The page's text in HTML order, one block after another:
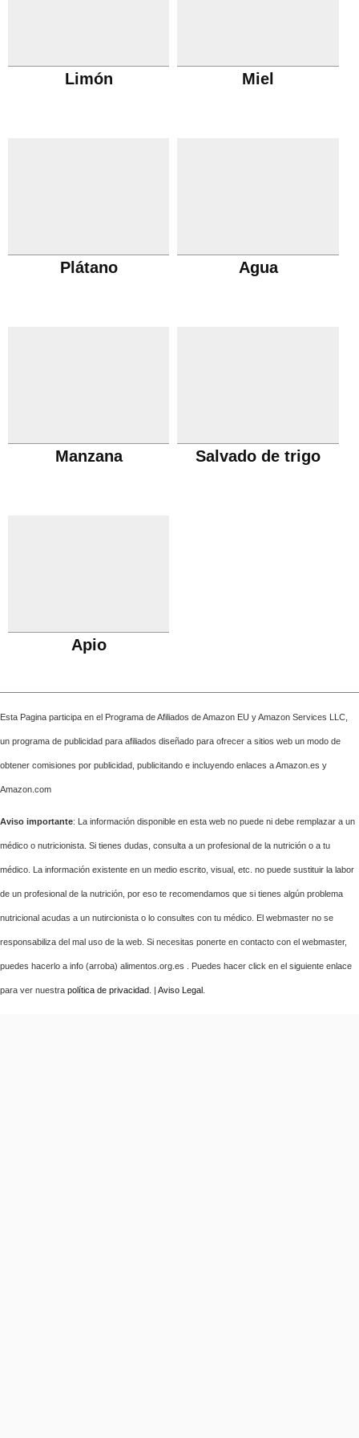
Limón Miel
Plátano Agua
Manzana Salvado de trigo
Apio
Esta Pagina participa en el Programa de Afiliados de Amazon EU y Amazon Services LLC,
un programa de publicidad para afiliados diseñado para ofrecer a sitios web un modo de
obtener comisiones por publicidad, publicitando e incluyendo enlaces a Amazon.es y
Amazon.com
Aviso importante: La información disponible en esta web no puede ni debe remplazar a un
médico o nutricionista. Si tienes dudas, consulta a un profesional de la nutrición o a tu
médico. La información existente en un medio escrito, visual, etc. no puede sustituir la labor
de un profesional de la nutrición, por eso te recomendamos que si tienes algún problema
nutricional acudas a un nutircionista o lo consultes con tu médico. El webmaster no se
responsabiliza del mal uso de la web. Si necesitas ponerte en contacto con el webmaster,
puedes hacerlo a info (arroba) alimentos.org.es . Puedes hacer click en el siguiente enlace
para ver nuestra política de privacidad . | Aviso Legal